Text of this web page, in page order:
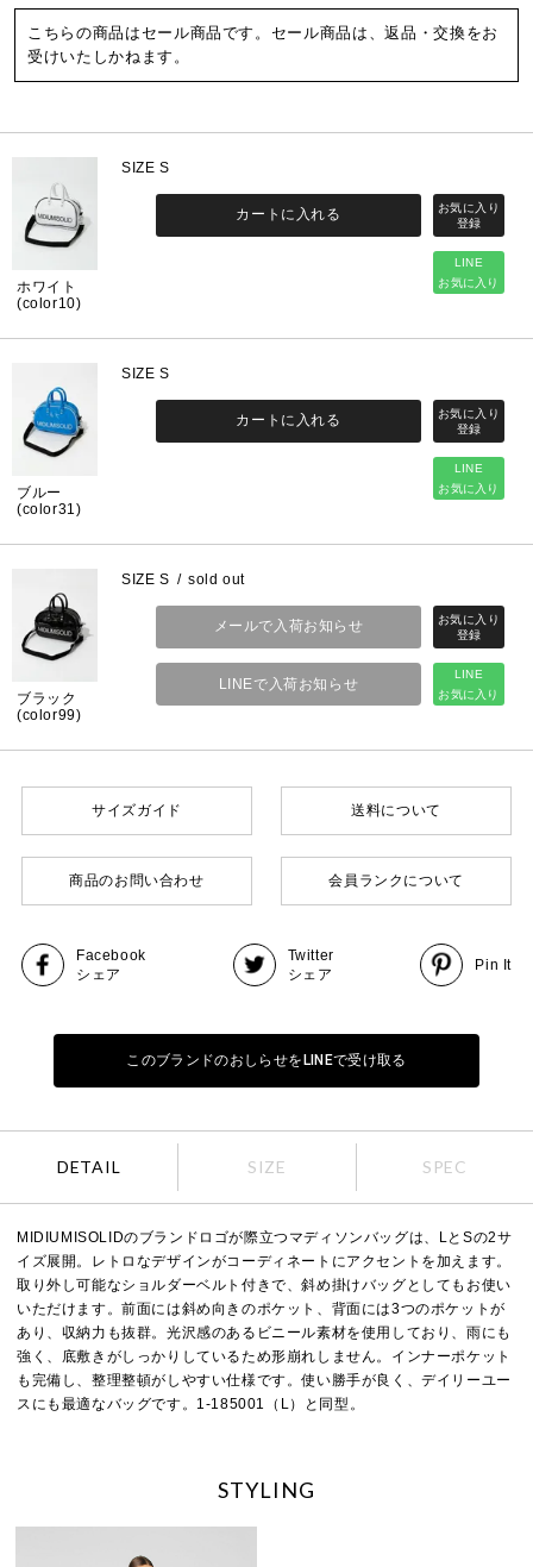
こちらの商品はセール商品です。セール商品は、返品・交換をお
受けいたしかねます。
ホワイト
(color10)
SIZE S
LINE
お気に入り
カートに入れる
ブルー
(color31)
SIZE S
LINE
お気に入り
カートに入れる
ブラック
(color99)
SIZE S sold out
LINE
お気に入り
メールで入荷お知らせ
LINEで入荷お知らせ
サイズガイド 送料について
商品のお問い合わせ 会員ランクについて
Facebook
シェア
Twitter
シェア
Pin It
このブランドのおしらせをLINEで受け取る
DETAIL SIZE SPEC
MIDIUMISOLIDのブランドロゴが際立つマディソンバッグは、LとSの2サ
イズ展開。レトロなデザインがコーディネートにアクセントを加えます。
取り外し可能なショルダーベルト付きで、斜め掛けバッグとしてもお使い
いただけます。前面には斜め向きのポケット、背面には3つのポケットが
あり、収納力も抜群。光沢感のあるビニール素材を使用しており、雨にも
強く、底敷きがしっかりしているため形崩れしません。インナーポケット
も完備し、整理整頓がしやすい仕様です。使い勝手が良く、デイリーユー
スにも最適なバッグです。1-185001（L）と同型。
STYLING